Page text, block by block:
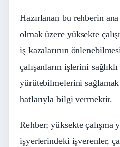
Hazırlanan bu rehberin
olmak üzere yüksekte
iş kazalarının
çalışanların işlerini
yürütebilmelerini sağlamak
hatlarıyla bilgi vermektir.
Rehber; yüksekte çalışma
işyerlerindeki işverenler,